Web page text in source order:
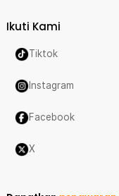
Ikuti Kami
Tiktok
Instagram
Facebook
X